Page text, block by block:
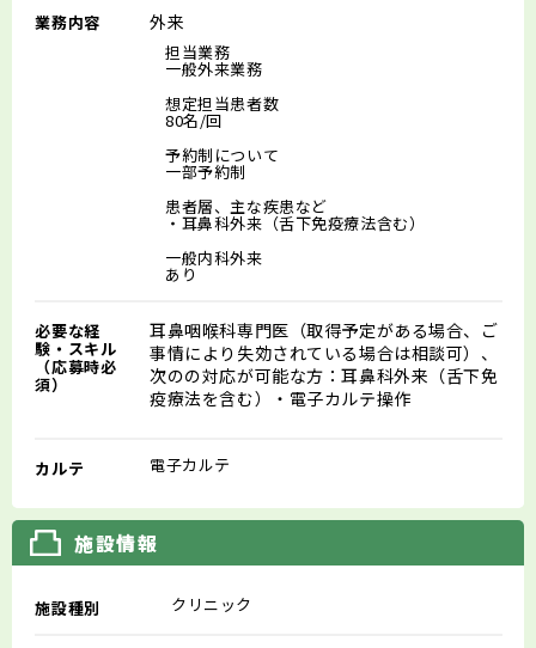
業務内容 外来
担当業務
一般外来業務
想定担当患者数
80名/回
予約制について
一部予約制
患者層、主な疾患など
・耳鼻科外来（舌下免疫療法含む）
一般内科外来
あり
必要な経
験・スキル
（応募時必
須）
耳鼻咽喉科専門医（取得予定がある場合、ご
事情により失効されている場合は相談可）、
次のの対応が可能な方：耳鼻科外来（舌下免
疫療法を含む）・電子カルテ操作
カルテ 電子カルテ
施設情報
施設種別 クリニック